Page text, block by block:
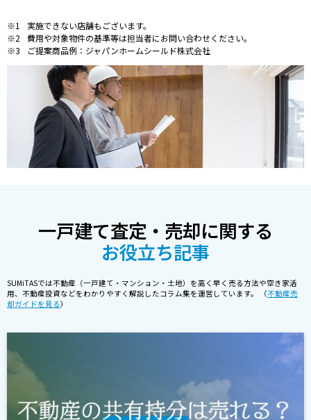
実施できない店舗もございます。
費用や対象物件の基準等は担当者にお問い合わせください。
ご提案商品例：ジャパンホームシールド株式会社
一戸建て査定・売却に関する
お役立ち記事
SUMiTASでは不動産（一戸建て・マンション・土地）を高く早く売る方法や空き家活
用、不動産投資などをわかりやすく解説したコラム集を運営しています。 （不動産売
却ガイドを見る）